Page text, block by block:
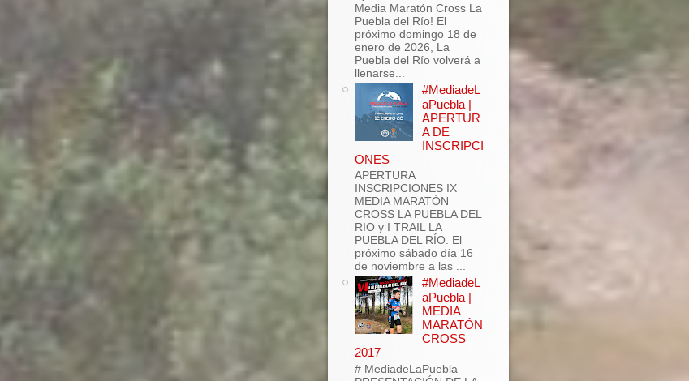
Media Maratón Cross La
Puebla del Río! El
próximo domingo 18 de
enero de 2026, La
Puebla del Río volverá a
llenarse...
#MediadeL
aPuebla |
APERTUR
A DE
INSCRIPCI
ONES
APERTURA
INSCRIPCIONES IX
MEDIA MARATÓN
CROSS LA PUEBLA DEL
RIO y I TRAIL LA
PUEBLA DEL RÍO. El
próximo sábado día 16
de noviembre a las ...
#MediadeL
aPuebla |
MEDIA
MARATÓN
CROSS
2017
# MediadeLaPuebla